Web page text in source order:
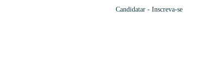
Candidatar - Inscreva-se